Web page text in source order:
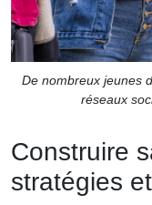
De nombreux jeunes
réseaux
Construire
stratégies